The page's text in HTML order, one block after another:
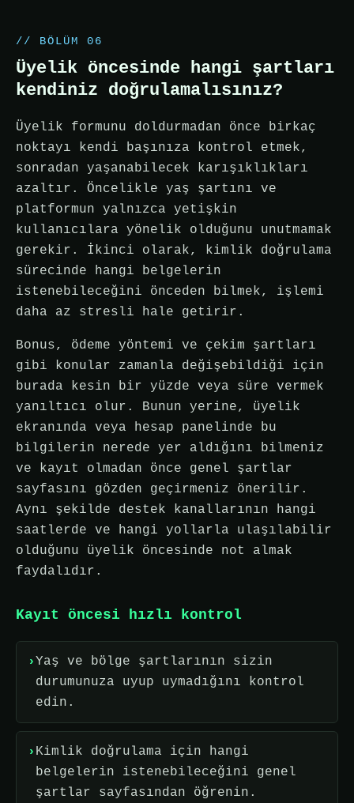
// BÖLÜM 06
Üyelik öncesinde hangi şartları
kendiniz doğrulamalısınız?
Üyelik formunu doldurmadan önce birkaç
noktayı kendi başınıza kontrol etmek,
sonradan yaşanabilecek karışıklıkları
azaltır. Öncelikle yaş şartını ve
platformun yalnızca yetişkin
kullanıcılara yönelik olduğunu unutmamak
gerekir. İkinci olarak, kimlik doğrulama
sürecinde hangi belgelerin
istenebileceğini önceden bilmek, işlemi
daha az stresli hale getirir.
Bonus, ödeme yöntemi ve çekim şartları
gibi konular zamanla değişebildiği için
burada kesin bir yüzde veya süre vermek
yanıltıcı olur. Bunun yerine, üyelik
ekranında veya hesap panelinde bu
bilgilerin nerede yer aldığını bilmeniz
ve kayıt olmadan önce genel şartlar
sayfasını gözden geçirmeniz önerilir.
Aynı şekilde destek kanallarının hangi
saatlerde ve hangi yollarla ulaşılabilir
olduğunu üyelik öncesinde not almak
faydalıdır.
Kayıt öncesi hızlı kontrol
Yaş ve bölge şartlarının sizin
durumunuza uyup uymadığını kontrol
edin.
Kimlik doğrulama için hangi
belgelerin istenebileceğini genel
şartlar sayfasından öğrenin.